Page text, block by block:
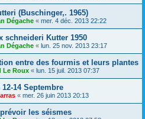
(Buschinger,. 1965)
Dégache « mer. 4 déc. 2013 22:22
schneideri Kutter 1950
Dégache « lun. 25 nov. 2013 23:17
entre des fourmis et leurs plantes
Le Roux « lun. 15 juil. 2013 07:37
14 Septembre
« mer. 26 juin 2013 20:13
les séismes